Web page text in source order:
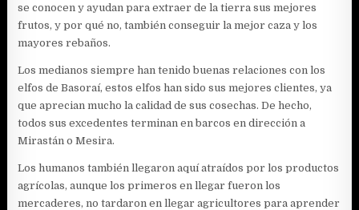
se conocen y ayudan para extraer de la tierra sus mejores
frutos, y por qué no, también conseguir la mejor caza y los
mayores rebaños.
Los medianos siempre han tenido buenas relaciones con los
elfos de Basoraí, estos elfos han sido sus mejores clientes, ya
que aprecian mucho la calidad de sus cosechas. De hecho,
todos sus excedentes terminan en barcos en dirección a
Mirastán o Mesira.
Los humanos también llegaron aquí atraídos por los productos
agrícolas, aunque los primeros en llegar fueron los
mercaderes, no tardaron en llegar agricultores para aprender